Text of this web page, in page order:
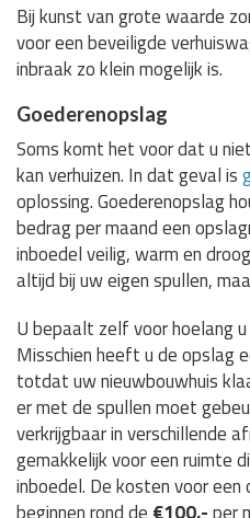
Bij kunst van grote waarde
voor een beveiligde
inbraak zo klein mogelijk is.
Goederenopslag
Soms komt het voor dat u
kan verhuizen. In dat geval is
oplossing. Goederenopslag
bedrag per maand een
inboedel veilig, warm en
altijd bij uw eigen spullen,
U bepaalt zelf voor hoelang
Misschien heeft u de opslag
totdat uw nieuwbouwhuis
er met de spullen moet
verkrijgbaar in verschillende
gemakkelijk voor een ruimte
inboedel. De kosten voor
beginnen rond de €100,-per